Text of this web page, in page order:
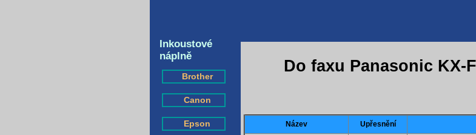
Do faxu Panasonic KX-
Inkoustové
náplně
Brother
Canon
Epson Název Upřesnění